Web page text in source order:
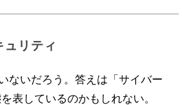
リティ
ないだろう。答えは「サイバー
表しているのかもしれない。